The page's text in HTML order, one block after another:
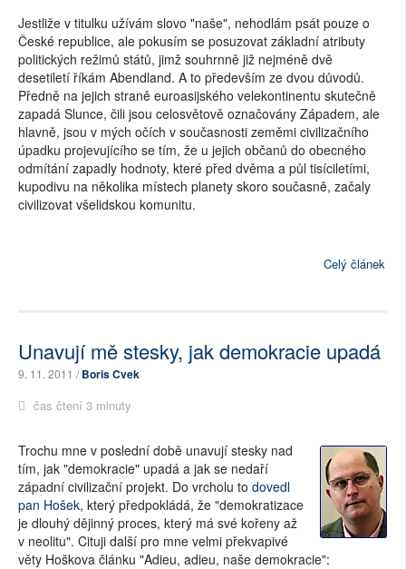
Jestliže v titulku užívám slovo "naše", nehodlám psát pouze o
České republice, ale pokusím se posuzovat základní atributy
politických režimů států, jimž souhrnně již nejméně dvě
desetiletí říkám Abendland. A to především ze dvou důvodů.
Předně na jejich straně euroasijského velekontinentu skutečně
zapadá Slunce, čili jsou celosvětově označovány Západem, ale
hlavně, jsou v mých očích v současnosti zeměmi civilizačního
úpadku projevujícího se tím, že u jejich občanů do obecného
odmítání zapadly hodnoty, které před dvěma a půl tisíciletími,
kupodivu na několika místech planety skoro současně, začaly
civilizovat všelidskou komunitu.
Celý článek
Unavují mě stesky, jak demokracie upadá
9. 11. 2011 /Boris Cvek
čas čtení 3 minuty
Trochu mne v poslední době unavují stesky nad
tím, jak "demokracie" upadá a jak se nedaří
západní civilizační projekt. Do vrcholu to dovedl
pan Hošek, který předpokládá, že "demokratizace
je dlouhý dějinný proces, který má své kořeny až
v neolitu". Cituji další pro mne velmi překvapivé
věty Hoškova článku "Adieu, adieu, naše demokracie":